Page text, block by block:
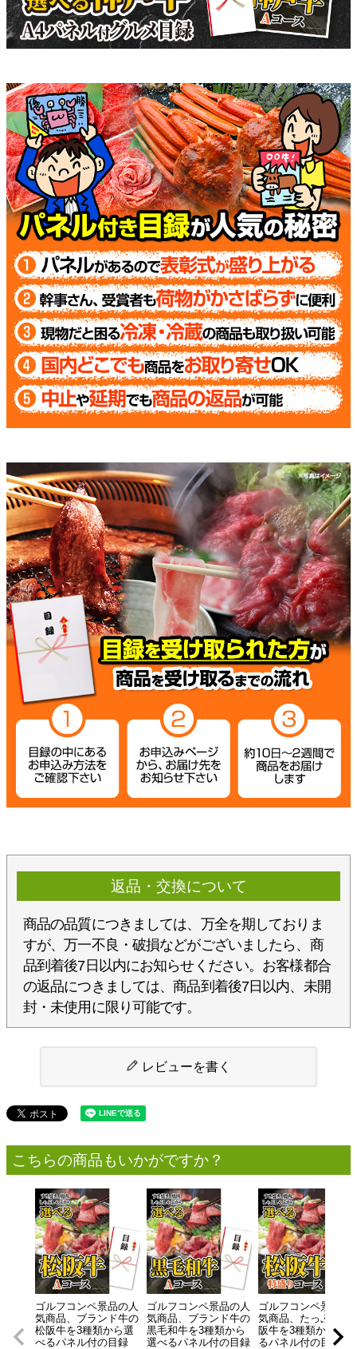
返品・交換について
商品の品質につきましては、万全を期しておりま
すが、万一不良・破損などがございましたら、商
品到着後7日以内にお知らせください。お客様都合
の返品につきましては、商品到着後7日以内、未開
封・未使用に限り可能です。
レビューを書く
こちらの商品もいかがですか？
ゴルフコンペ景品の人
気商品、ブランド牛の
松阪牛を3種類から選
べるパネル付の目録
ゴルフコンペ景品の人
気商品、ブランド牛の
黒毛和牛を3種類から
選べるパネル付の目録
ゴルフコンペ景品の
気商品、たっぷりの
阪牛を3種類から選べ
るパネル付の目録